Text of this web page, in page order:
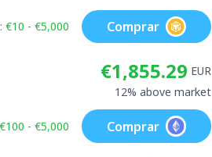
€10 - €5,000 Comprar
€1,855.29 EUR
12% above market
€100 - €5,000 Comprar